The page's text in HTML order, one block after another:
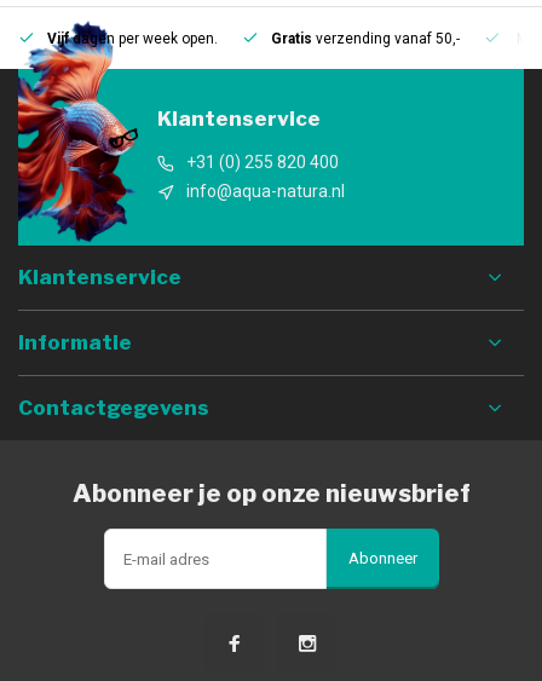
Vijfdagen per week open. Gratis verzending vanaf 50,-
Klantenservice
+31 (0) 255 820 400
info@aqua-natura.nl
Klantenservice
Informatie
Contactgegevens
Abonneer je op onze nieuwsbrief
Abonneer